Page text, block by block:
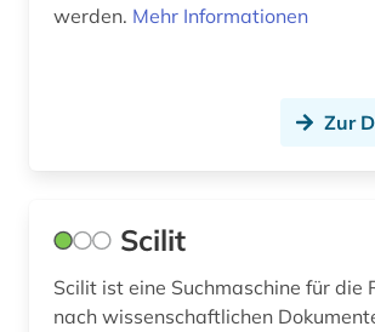
repository (1)
südostasien (1)
werden. Mehr Informationen
Zur
Scilit
Scilit ist eine Suchmaschine für die
nach wissenschaftlichen